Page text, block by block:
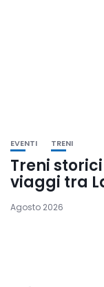
EVENTI TRENI
Treni
viaggi tra
Agosto 2026